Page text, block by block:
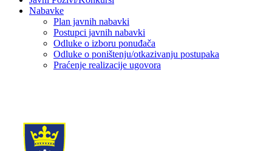
Nabavke
Plan javnih nabavki
Postupci javnih nabavki
Odluke o izboru ponuđača
Odluke o poništenju/otkazivanju postupaka
Praćenje realizacije ugovora